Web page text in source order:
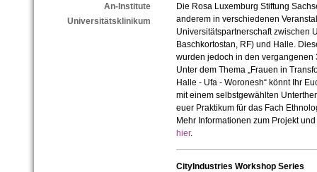
An-Institute
Universitätsklinikum
Die Rosa Luxemburg Stiftung
anderem in verschiedenen
Universitätspartnerschaft zwischen
Baschkortostan, RF) und Halle.
wurden jedoch in den vergangenen
Unter dem Thema „Frauen in
Halle - Ufa - Woronesh“ könnt Ihr
mit einem selbstgewählten
euer Praktikum für das Fach
Mehr Informationen zum Projekt
hier.
CityIndustries Workshop Series